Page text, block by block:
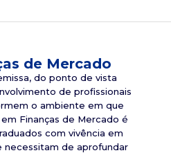
de Mercado
do ponto de vista
de profissionais
o ambiente em que
Finanças de Mercado é
com vivência em
necessitam de aprofundar